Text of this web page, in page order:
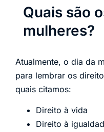
Quais são
mulheres?
Atualmente, o dia da
para lembrar os
quais citamos:
Direito à vida
Direito à